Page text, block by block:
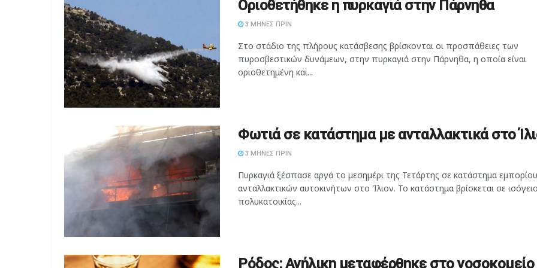
Οριοθετήθηκε η πυρκαγιά στην Πάρνηθα
3 ΜΉΝΕΣ ΠΡΙΝ
Στο στάδιο της πλήρους κατάσβεσης βρίσκονται οι προσπάθειες των
πυροσβεστικών δυνάμεων, στην πυρκαγιά στην Πάρνηθα, η οποία είναι
οριοθετημένη και...
Φωτιά σε κατάστημα με ανταλλακτικά στο
3 ΜΉΝΕΣ ΠΡΙΝ
Πυρκαγιά ξέσπασε αργά το μεσημέρι της Τετάρτης σε κατάστημα εμπορίου
ανταλλακτικών αυτοκινήτων στο Ίλιον. Το κατάστημα βρίσκεται σε ισόγειο
πολυκατοικίας...
Ρόδος: Ανήλικη μεταφέρθηκε στο νοσοκομείο